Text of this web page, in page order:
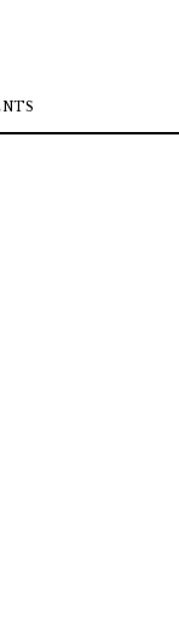
นไอเดียเก๋ๆ ให้กับ
รออกแบบที่เรียบ
งสวยๆ (แทบจะไ
อ ยาว 4.33 นิ้ว x
ในเป็น Made in...